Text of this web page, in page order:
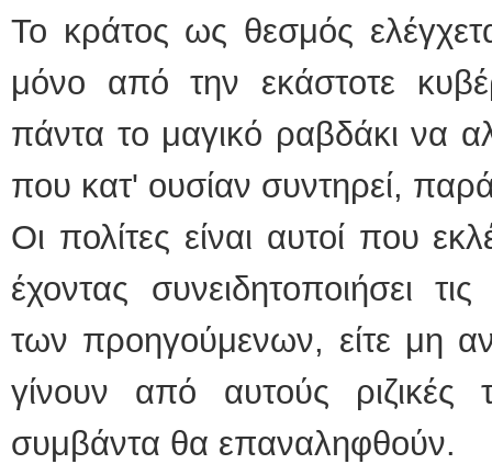
Το κράτος ως θεσμός
μόνο από την εκάστοτε
πάντα το μαγικό ραβδάκι να
που κατ' ουσίαν συντηρεί, παρά
Οι πολίτες είναι αυτοί που
έχοντας συνειδητοποιήσει
των προηγούμενων, είτε μη
γίνουν από αυτούς
συμβάντα θα επαναληφθούν.